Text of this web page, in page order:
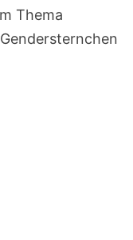
Thema